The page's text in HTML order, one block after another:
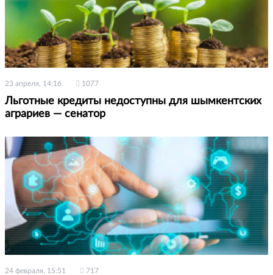
23 апреля, 14:16 1077
Льготные кредиты недоступны для шымкентских
аграриев — сенатор
24 февраля, 15:51 717